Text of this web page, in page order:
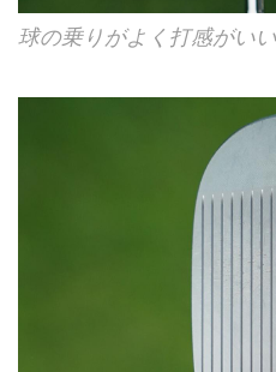
球の乗りがよく打感がいい